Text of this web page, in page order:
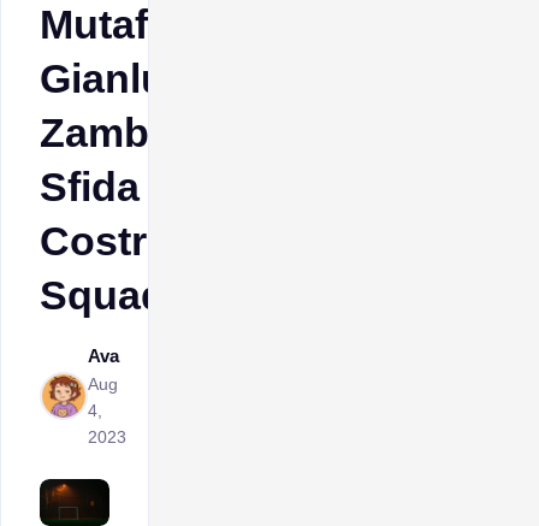
Mutaforma
Gianluca
Zambrotta
Sfida
Costruzione
Squadra
Ava
Aug
4,
2023